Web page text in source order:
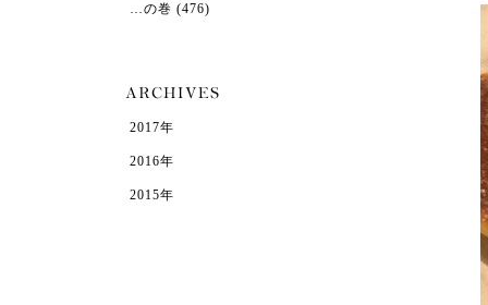
…の巻 (476)
2017年
2016年
2015年